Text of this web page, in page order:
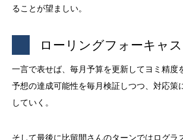
ることが望ましい。
ローリングフォーキャス
一言で表せば、毎月予算を更新してヨミ精度
予想の達成可能性を毎月検証しつつ、対応策
していく。
そして最後に比留間さんのターンではログラ